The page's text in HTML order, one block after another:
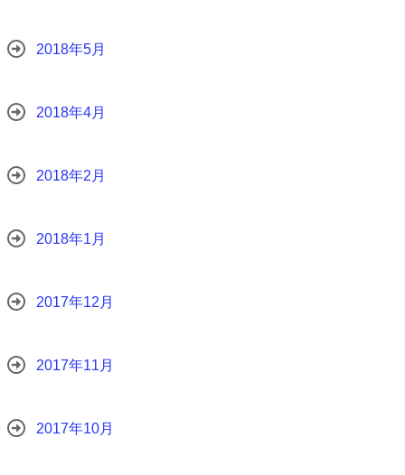
2018年5月
2018年4月
2018年2月
2018年1月
2017年12月
2017年11月
2017年10月